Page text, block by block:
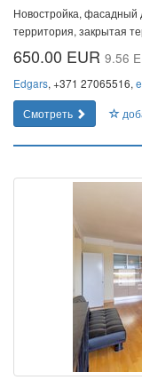
Новостройка, фасадный
территория, закрытая
650.00 EUR 9.56
Edgars, +371 27065516,
Смотреть